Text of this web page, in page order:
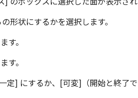
形状にするかを選択します。
す。
す。
定] にするか、[可変]（開始と終了